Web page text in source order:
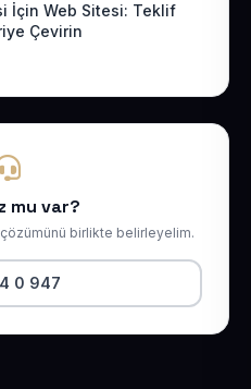
İçin Web Sitesi: Teklif
Çevirin
mu var?
birlikte belirleyelim.
0 947